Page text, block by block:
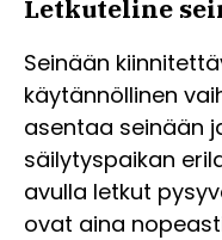
Letkuteline
Seinään
käytännöllinen
asentaa seinään
säilytyspaikan
avulla letkut
ovat aina